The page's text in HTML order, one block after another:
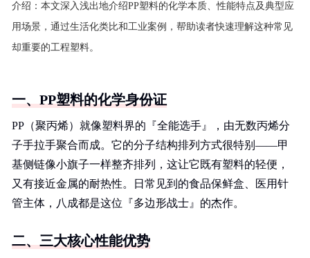
介绍： 本文深入浅出地介绍PP塑料的化学本质、性能特点及典型应
用场景，通过生活化类比和工业案例，帮助读者快速理解这种常见
却重要的工程塑料。
一、PP塑料的化学身份证
PP（聚丙烯）就像塑料界的『全能选手』，由无数丙烯分
子手拉手聚合而成。它的分子结构排列方式很特别——甲
基侧链像小旗子一样整齐排列，这让它既有塑料的轻便，
又有接近金属的耐热性。日常见到的食品保鲜盒、医用针
管主体，八成都是这位『多边形战士』的杰作。
二、三大核心性能优势